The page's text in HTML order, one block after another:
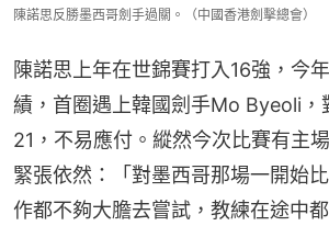
陳諾思反勝墨西哥劍手過關。（中國香港劍擊總會）
陳諾思上年在世錦賽打入16強，今
績，首圈遇上韓國劍手Mo Byeoli，
21，不易應付。縱然今次比賽有主
緊張依然：「對墨西哥那場一開始
作都不夠大膽去嘗試，教練在途中